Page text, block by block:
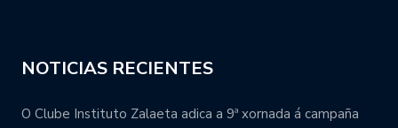
NOTICIAS RECIENTES
O Clube Instituto Zalaeta adica a 9ª xornada á campaña